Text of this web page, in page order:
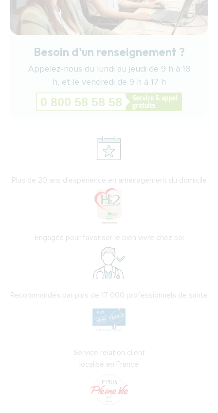
Besoin d'un renseignement ?
Appelez-nous du lundi au jeudi de 9 h à 18
h, et le vendredi de 9 h à 17 h
Plus de 20 ans d'expérience en aménagement du domicile
Engagés pour favoriser le bien vivre chez soi
Recommandés par plus de 17 000 professionnels de santé
Service relation client
localisé en France